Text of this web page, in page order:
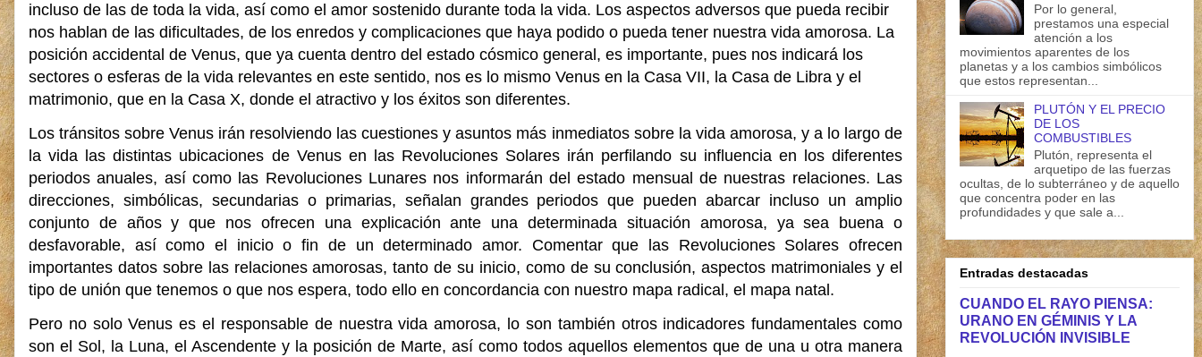
incluso de las de toda la vida, así como el amor sostenido durante toda la vida. Los aspectos adversos que pueda recibir
nos hablan de las dificultades, de los enredos y complicaciones que haya podido o pueda tener nuestra vida amorosa. La
posición accidental de Venus, que ya cuenta dentro del estado cósmico general, es importante, pues nos indicará los
sectores o esferas de la vida relevantes en este sentido, nos es lo mismo Venus en la Casa VII, la Casa de Libra y el
matrimonio, que en la Casa X, donde el atractivo y los éxitos son diferentes.
Los tránsitos sobre Venus irán resolviendo las cuestiones y asuntos más inmediatos sobre la vida amorosa, y a lo largo de
la vida las distintas ubicaciones de Venus en las Revoluciones Solares irán perfilando su influencia en los diferentes
periodos anuales, así como las Revoluciones Lunares nos informarán del estado mensual de nuestras relaciones. Las
direcciones, simbólicas, secundarias o primarias, señalan grandes periodos que pueden abarcar incluso un amplio
conjunto de años y que nos ofrecen una explicación ante una determinada situación amorosa, ya sea buena o
desfavorable, así como el inicio o fin de un determinado amor. Comentar que las Revoluciones Solares ofrecen
importantes datos sobre las relaciones amorosas, tanto de su inicio, como de su conclusión, aspectos matrimoniales y el
tipo de unión que tenemos o que nos espera, todo ello en concordancia con nuestro mapa radical, el mapa natal.
Pero no solo Venus es el responsable de nuestra vida amorosa, lo son también otros indicadores fundamentales como
son el Sol, la Luna, el Ascendente y la posición de Marte, así como todos aquellos elementos que de una u otra manera
Por lo general,
prestamos una especial
atención a los
movimientos aparentes de los
planetas y a los cambios simbólicos
que estos representan...
PLUTÓN Y EL PRECIO
DE LOS
COMBUSTIBLES
Plutón, representa el
arquetipo de las fuerzas
ocultas, de lo subterráneo y de aquello
que concentra poder en las
profundidades y que sale a...
Entradas destacadas
CUANDO EL RAYO PIENSA:
URANO EN GÉMINIS Y LA
REVOLUCIÓN INVISIBLE